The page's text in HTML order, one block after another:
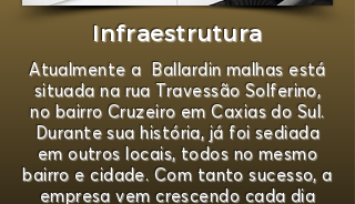
Infraestrutura
Atualmente a Ballardin malhas está
situada na rua Travessão Solferino,
no bairro Cruzeiro em Caxias do Sul.
Durante sua história, já foi sediada
em outros locais, todos no mesmo
bairro e cidade. Com tanto sucesso, a
empresa vem crescendo cada dia